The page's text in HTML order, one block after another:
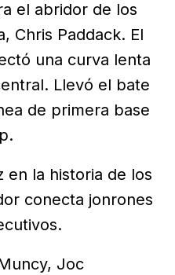
el abridor de los
Chris Paddack. El
una curva lenta
Llevó el bate
de primera base
en la historia de los
conecta jonrones
Joc